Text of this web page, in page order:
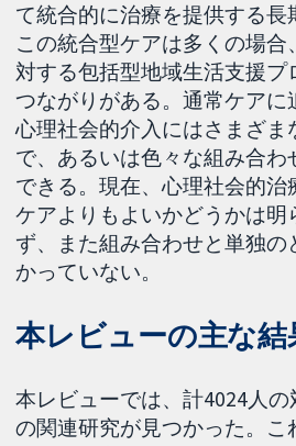
て統合的に治療を提供する長
この統合型ケアは多くの場
対する包括型地域生活支援プ
つながりがある。通常ケアに
心理社会的介入にはさまざま
で、あるいは色々な組み合
できる。現在、心理社会的治
ケアよりもよいかどうかは明
ず、また組み合わせと単独の
かっていない。
本レビューの主な結
本レビューでは、計4024人
の関連研究が見つかった。